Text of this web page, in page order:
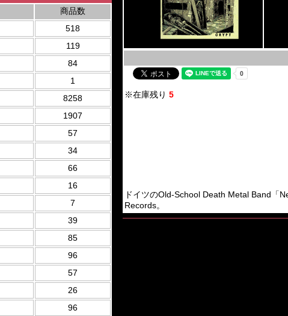
商品数
518
119
84
1
8258
1907
57
34
66
16
7
39
85
96
57
26
96
※在庫残り 5
ドイツのOld-School Death Metal Band「
Records。